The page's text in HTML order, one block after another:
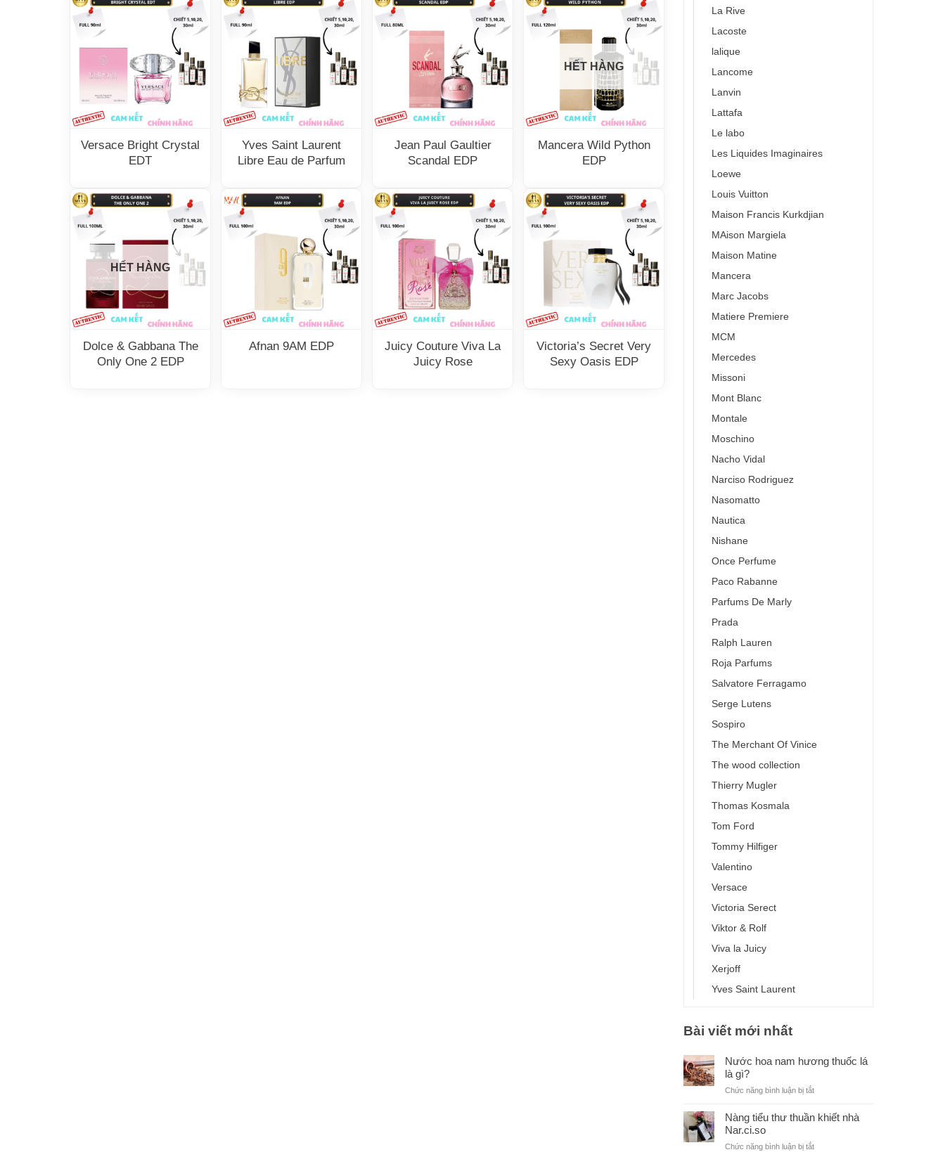
La Rive
Lacoste
lalique
Lancome
Lanvin
Lattafa
Le labo
Les Liquides Imaginaires
Loewe
Louis Vuitton
Maison Francis Kurkdjian
MAison Margiela
Maison Matine
Mancera
Marc Jacobs
Matiere Premiere
MCM
Mercedes
Missoni
Mont Blanc
Montale
Moschino
Nacho Vidal
Narciso Rodriguez
Nasomatto
Nautica
Nishane
Once Perfume
Paco Rabanne
Parfums De Marly
Prada
Ralph Lauren
Roja Parfums
Salvatore Ferragamo
Serge Lutens
Sospiro
The Merchant Of Vinice
The wood collection
Thierry Mugler
Thomas Kosmala
Tom Ford
Tommy Hilfiger
Valentino
Versace
Victoria Serect
Viktor & Rolf
Viva la Juicy
Xerjoff
Yves Saint Laurent
Bài viết mới nhất
Nước hoa nam hương thuốc lá
là gì?
Chức năng bình luận bị tắtở
hoa
thuốc
Nàng tiểu thư thuần khiết nhà
Nar.ci.so
Chức năng bình luận bị tắtở
Versace Bright Crystal
EDT
Yves Saint Laurent
Libre Eau de Parfum
Jean Paul Gaultier
Scandal EDP
HẾT HÀNG
Mancera Wild Python
EDP
HẾT HÀNG
Dolce & Gabbana The
Only One 2 EDP
Afnan 9AM EDP
Juicy Couture Viva La
Juicy Rose
Victoria’s Secret Very
Sexy Oasis EDP